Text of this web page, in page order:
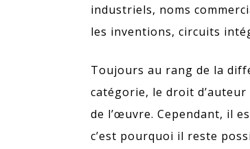
industriels, noms
les inventions, circuits
Toujours au rang de la
catégorie, le droit
de l’œuvre. Cependant, il
c’est pourquoi il reste